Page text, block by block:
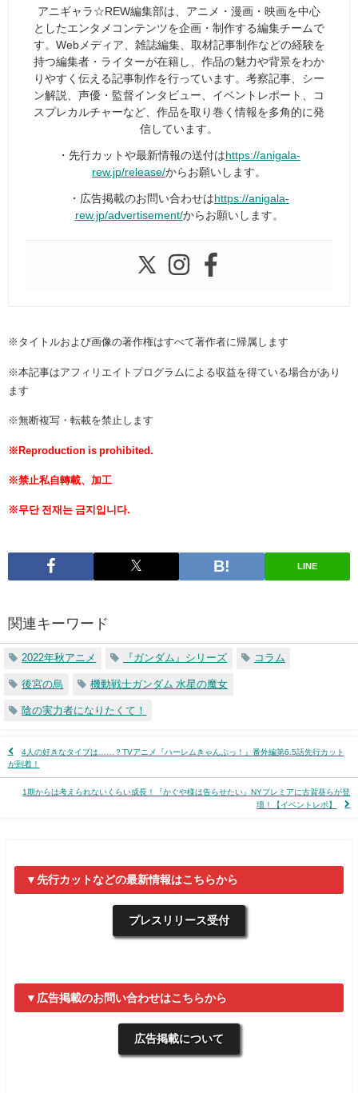
アニギャラ☆REW編集部は、アニメ・漫画・映画を中心
としたエンタメコンテンツを企画・制作する編集チームで
す。Webメディア、雑誌編集、取材記事制作などの経験を
持つ編集者・ライターが在籍し、作品の魅力や背景をわか
りやすく伝える記事制作を行っています。考察記事、シー
ン解説、声優・監督インタビュー、イベントレポート、コ
スプレカルチャーなど、作品を取り巻く情報を多角的に発
信しています。
・先行カットや最新情報の送付は https://anigala-
rew.jp/release/からお願いします。
・広告掲載のお問い合わせは https://anigala-
rew.jp/advertisement/からお願いします。
※タイトルおよび画像の著作権はすべて著作者に帰属します
※本記事はアフィリエイトプログラムによる収益を得ている場合があり
ます
※無断複写・転載を禁止します
※Reproduction is prohibited.
※禁止私自轉載、加工
※무단 전재는 금지입니다.
LINE
関連キーワード
2022年秋アニメ 『ガンダム』シリーズ コラム
後宮の烏 機動戦士ガンダム 水星の魔女
陰の実力者になりたくて！
4人の好きなタイプは……？TVアニメ『ハーレムきゃんぷっ！』番外編第6.5話先行カット
が到着！
1期からは考えられないくらい成長！『かぐや様は告らせたい』NYプレミアに古賀葵らが登
壇！【イベントレポ】
▼先行カットなどの最新情報はこちらから
プレスリリース受付
▼広告掲載のお問い合わせはこちらから
広告掲載について